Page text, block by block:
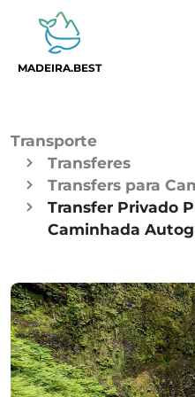
MADEIRA.BEST
Transporte
Transferes
Transfers para
Transfer Privado
Caminhada